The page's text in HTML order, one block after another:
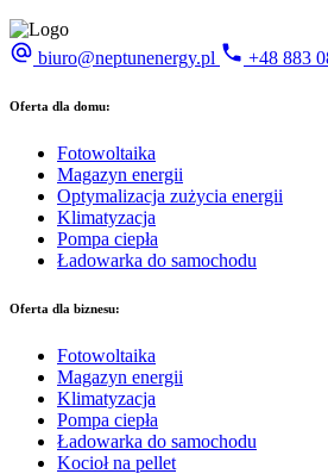
biuro@neptunenergy.pl +48 883
Oferta dla domu:
Fotowoltaika
Magazyn energii
Optymalizacja zużycia energii
Klimatyzacja
Pompa ciepła
Ładowarka do samochodu
Oferta dla biznesu:
Fotowoltaika
Magazyn energii
Klimatyzacja
Pompa ciepła
Ładowarka do samochodu
Kocioł na pellet